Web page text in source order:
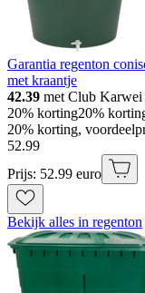
Garantia regenton
met kraantje
42.39 met Club Karwei
20% korting20%
20% korting,
52.99
Prijs: 52.99 euro
Bekijk alles in regenton